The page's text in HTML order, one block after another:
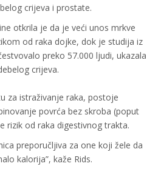
crijeva i prostate.
otkrila je da je veći unos mrkve
od raka dojke, dok je studija iz
preko 57.000 ljudi, ukazala
crijeva.
za istraživanje raka, postoje
povrća bez skroba (poput
rizik od raka digestivnog trakta.
preporučljiva za one koji žele da
kalorija”, kaže Rids.